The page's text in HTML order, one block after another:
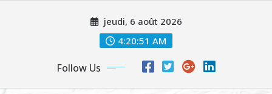
jeudi, 6 août 2026
4:20:52 AM
Follow Us